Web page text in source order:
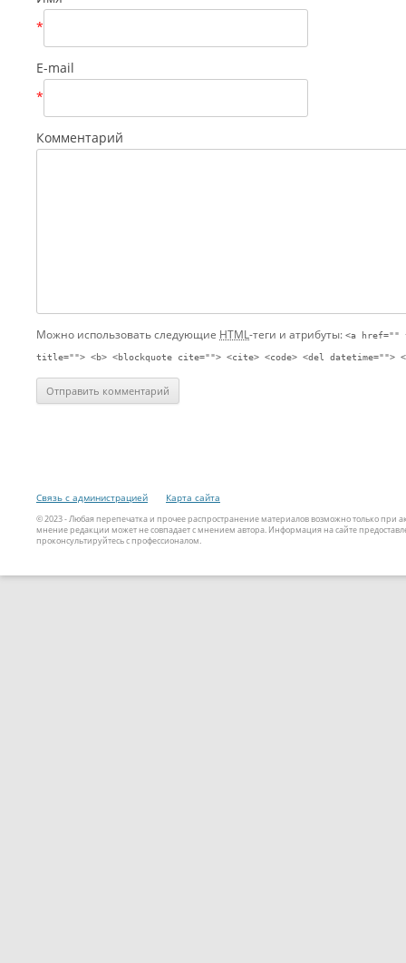
*
E-mail
*
Комментарий
Можно использовать следующие HTML-теги и атрибуты: <a href=""
title=""> <b> <blockquote cite=""> <cite> <code> <del datetime="">
Связь с администрацией Карта сайта
© 2023 - Любая перепечатка и прочее распространение материалов возможно только
мнение редакции может не совпадает с мнением автора. Информация на сайте
проконсультируйтесь с профессионалом.